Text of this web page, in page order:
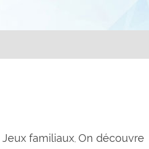
Jeux familiaux On découvre